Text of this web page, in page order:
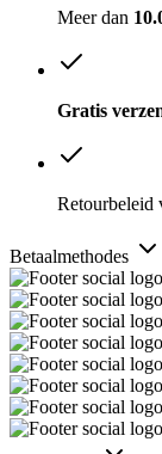
Meer dan
Gratis
Retourbeleid
Betaalmethodes